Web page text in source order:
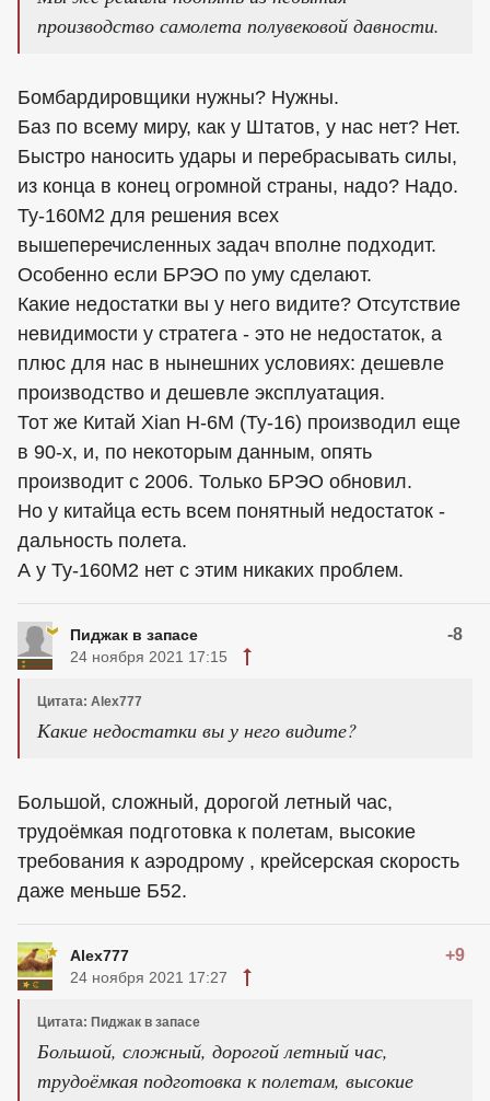
производство самолета полувековой давности.
Бомбардировщики нужны? Нужны.
Баз по всему миру, как у Штатов, у нас нет? Нет.
Быстро наносить удары и перебрасывать силы,
из конца в конец огромной страны, надо? Надо.
Ту-160М2 для решения всех
вышеперечисленных задач вполне подходит.
Особенно если БРЭО по уму сделают.
Какие недостатки вы у него видите? Отсутствие
невидимости у стратега - это не недостаток, а
плюс для нас в нынешних условиях: дешевле
производство и дешевле эксплуатация.
Тот же Китай Xian H-6M (Ту-16) производил еще
в 90-х, и, по некоторым данным, опять
производит с 2006. Только БРЭО обновил.
Но у китайца есть всем понятный недостаток -
дальность полета.
А у Ту-160М2 нет с этим никаких проблем.
Пиджак в запасе -8
24 ноября 2021 17:15
Цитата: Alex777
Какие недостатки вы у него видите?
Большой, сложный, дорогой летный час,
трудоёмкая подготовка к полетам, высокие
требования к аэродрому , крейсерская скорость
даже меньше Б52.
Alex777 +9
24 ноября 2021 17:27
Цитата: Пиджак в запасе
Большой, сложный, дорогой летный час,
трудоёмкая подготовка к полетам, высокие